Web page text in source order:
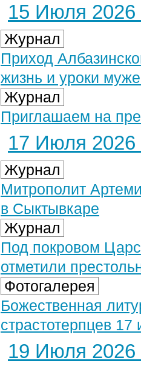
15 Июля 2026
Журнал
Приход
жизнь и уроки
Журнал
Приглашаем на
17 Июля 2026
Журнал
Митрополит
в Сыктывкаре
Журнал
Под покровом
отметили
Фотогалерея
Божественная
страстотерпцев 17
19 Июля 2026